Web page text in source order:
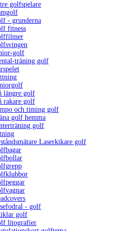
golfspelare
- grunderna
fitness
golf
träning golf
längre golf
rakare golf
och timing golf
golf hemma
golf
Laserkikare golf
- golf
golf
litografier